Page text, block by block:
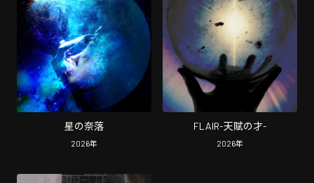
星の奈落
2026年
FLAIR-天賦の才-
2026年